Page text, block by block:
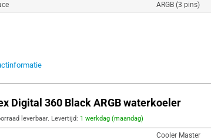
ARGB (3 pins)
Digital 360 Black ARGB waterkoeler
leverbaar. Levertijd: 1 werkdag (maandag)
Cooler Master